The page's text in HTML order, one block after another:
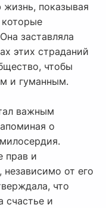
показывая
заставляла
этих страданий
чтобы
и гуманным.
важным
о
прав и
от его
что
счастье и